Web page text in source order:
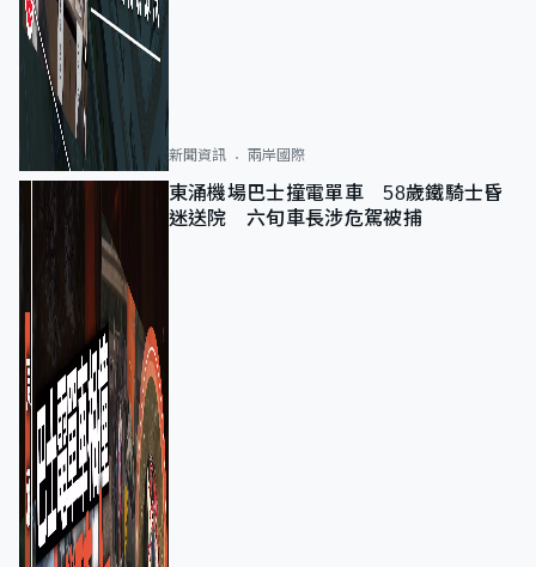
新聞資訊 兩岸國際
東涌機場巴士撞電單車 58歲鐵騎士昏
迷送院 六旬車長涉危駕被捕